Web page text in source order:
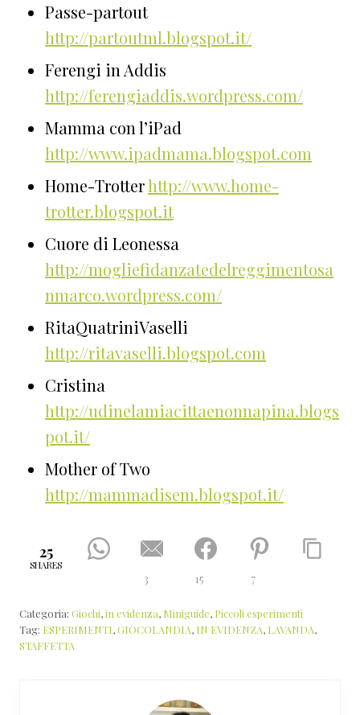
Passe-partout
http://partoutml.blogspot.it/
Ferengi in Addis
http://ferengiaddis.wordpress.com/
Mamma con l’iPad
http://www.ipadmama.blogspot.com
Home-Trotterhttp://www.home-
trotter.blogspot.it
Cuore di Leonessa
http://mogliefidanzatedelreggimentosa
nmarco.wordpress.com/
RitaQuatriniVaselli
http://ritavaselli.blogspot.com
Cristina
http://udinelamiacittaenonnapina.blogs
pot.it/
Mother of Two
http://mammadisem.blogspot.it/
25
SHARES
3 15 7
Categoria: Giochi,in evidenza, Miniguide, Piccoli esperimenti
Tag: ESPERIMENTI,GIOCOLANDIA, IN EVIDENZA, LAVANDA,
STAFFETTA